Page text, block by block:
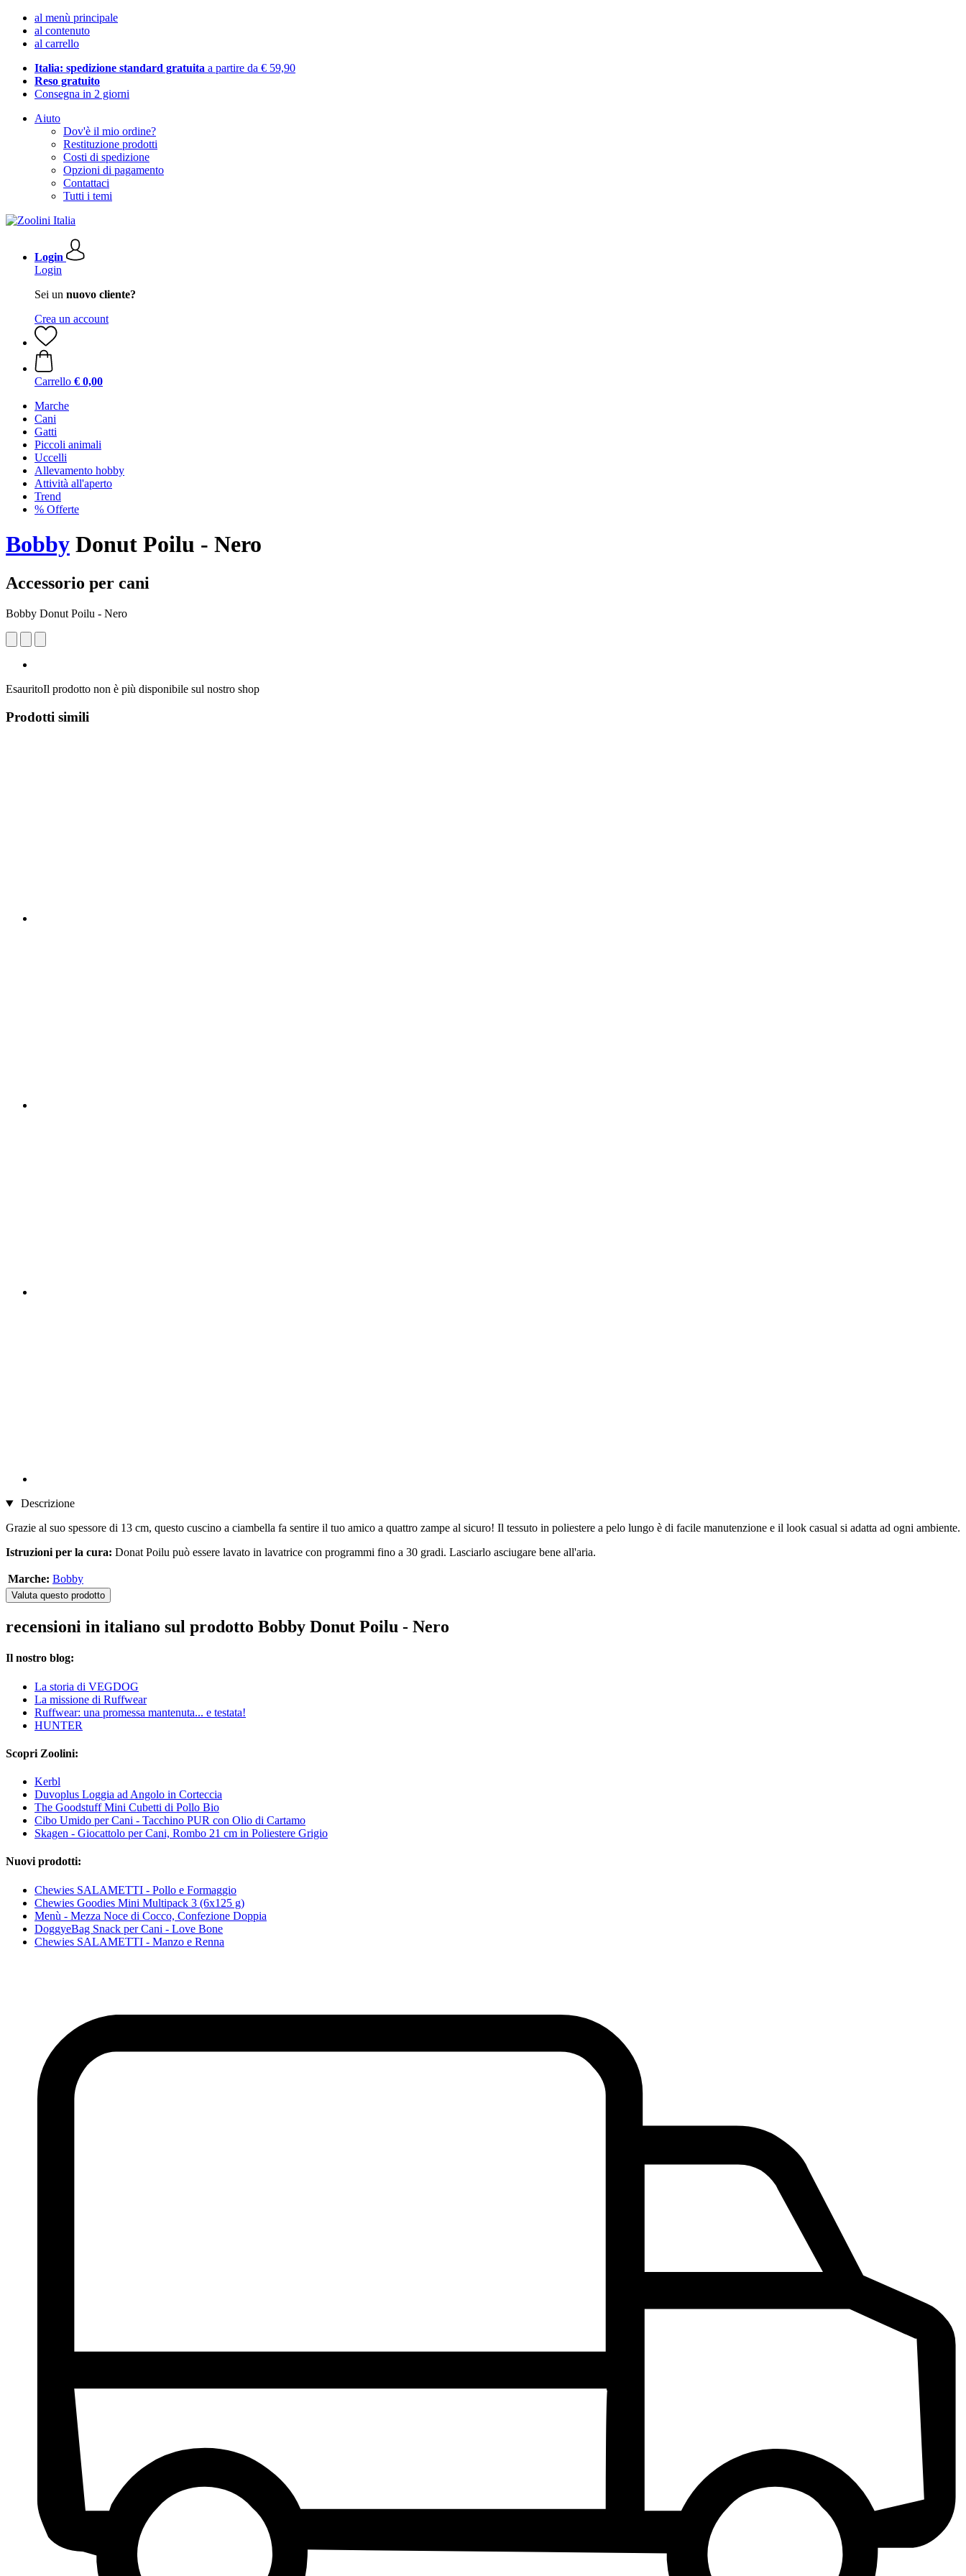
al menù principale
al contenuto
al carrello
Italia: spedizione standard gratuita a partire da € 59,90
Reso gratuito
Consegna in 2 giorni
Aiuto
Dov'è il mio ordine?
Restituzione prodotti
Costi di spedizione
Opzioni di pagamento
Contattaci
Tutti i temi
Login
Login
Sei un nuovo cliente?
Crea un account
Carrello € 0,00
Marche
Cani
Gatti
Piccoli animali
Uccelli
Allevamento hobby
Attività all'aperto
Trend
% Offerte
Bobby Donut Poilu - Nero
Accessorio per cani
Bobby Donut Poilu - Nero
EsauritoIl prodotto non è più disponibile sul nostro shop
Prodotti simili
Descrizione
Grazie al suo spessore di 13 cm, questo cuscino a ciambella fa sentire il tuo amico a quattro zampe al sicuro! Il tessuto in poliestere a pelo lungo è di facile manutenzione e il look casual si adatta ad ogni ambiente.
Istruzioni per la cura: Donat Poilu può essere lavato in lavatrice con programmi fino a 30 gradi. Lasciarlo asciugare bene all'aria.
Marche: Bobby
Valuta questo prodotto
recensioni in italiano sul prodotto Bobby Donut Poilu - Nero
Il nostro blog:
La storia di VEGDOG
La missione di Ruffwear
Ruffwear: una promessa mantenuta... e testata!
HUNTER
Scopri Zoolini:
Kerbl
Duvoplus Loggia ad Angolo in Corteccia
The Goodstuff Mini Cubetti di Pollo Bio
Cibo Umido per Cani - Tacchino PUR con Olio di Cartamo
Skagen - Giocattolo per Cani, Rombo 21 cm in Poliestere Grigio
Nuovi prodotti:
Chewies SALAMETTI - Pollo e Formaggio
Chewies Goodies Mini Multipack 3 (6x125 g)
Menù - Mezza Noce di Cocco, Confezione Doppia
DoggyeBag Snack per Cani - Love Bone
Chewies SALAMETTI - Manzo e Renna